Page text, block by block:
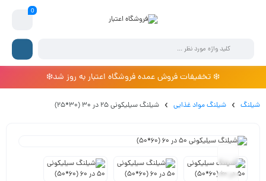
0
❄️ تخفیفات فروش عمده فروشگاه اعتبار به روز شد❄️
شیلنگ شیلنگ مواد غذایی شیلنگ سیلیکونی 25 در 30 (30*25)